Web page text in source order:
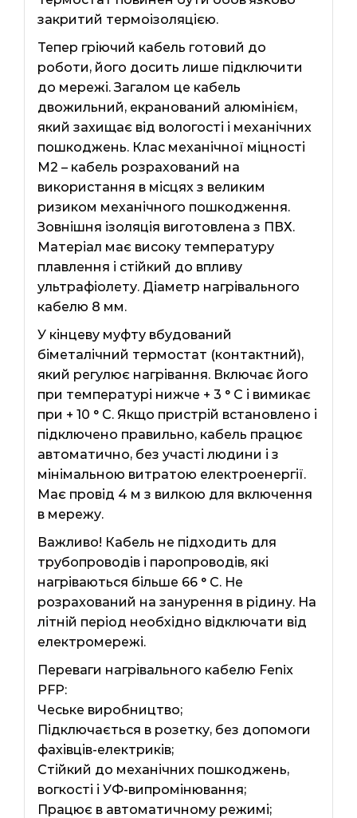
закритий термоізоляцією.
Тепер гріючий кабель готовий до
роботи, його досить лише підключити
до мережі. Загалом це кабель
двожильний, екранований алюмінієм,
який захищає від вологості і механічних
пошкоджень. Клас механічної міцності
М2 – кабель розрахований на
використання в місцях з великим
ризиком механічного пошкодження.
Зовнішня ізоляція виготовлена ​​з ПВХ.
Матеріал має високу температуру
плавлення і стійкий до впливу
ультрафіолету. Діаметр нагрівального
кабелю 8 мм.
У кінцеву муфту вбудований
біметалічний термостат (контактний),
який регулює нагрівання. Включає його
при температурі нижче + 3 ° C і вимикає
при + 10 ° C. Якщо пристрій встановлено і
підключено правильно, кабель працює
автоматично, без участі людини і з
мінімальною витратою електроенергії.
Має провід 4 м з вилкою для включення
в мережу.
Важливо! Кабель не підходить для
трубопроводів і паропроводів, які
нагріваються більше 66 ° C. Не
розрахований на занурення в рідину. На
літній період необхідно відключати від
електромережі.
Переваги нагрівального кабелю Fenix ​​
PFP:
Чеське виробництво;
Підключається в розетку, без допомоги
фахівців-електриків;
Стійкий до механічних пошкоджень,
вогкості і УФ-випромінювання;
Працює в автоматичному режимі;